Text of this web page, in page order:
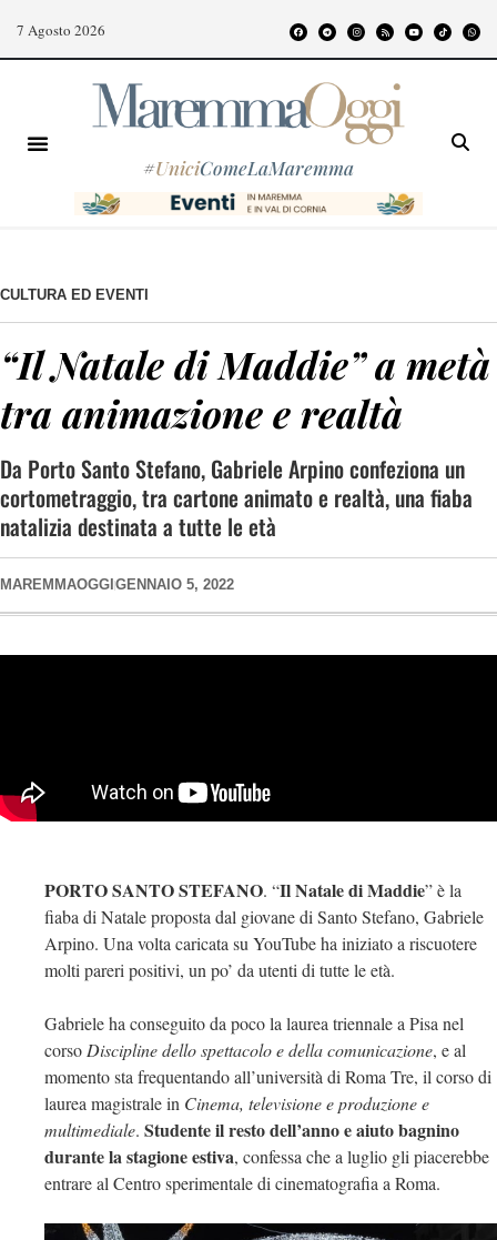
7 Agosto 2026
#UniciComeLaMaremma
CULTURA ED EVENTI
“Il Natale di Maddie” a metà
tra animazione e realtà
Da Porto Santo Stefano, Gabriele Arpino confeziona un
cortometraggio, tra cartone animato e realtà, una fiaba
natalizia destinata a tutte le età
MAREMMAOGGI GENNAIO 5, 2022
PORTO SANTO STEFANO. “Il Natale di Maddie” è la
fiaba di Natale proposta dal giovane di Santo Stefano, Gabriele
Arpino. Una volta caricata su YouTube ha iniziato a riscuotere
molti pareri positivi, un po’ da utenti di tutte le età.
Gabriele ha conseguito da poco la laurea triennale a Pisa nel
corsoDiscipline dello spettacolo e della comunicazione, e al
momento sta frequentando all’università di Roma Tre, il corso di
laurea magistrale in Cinema, televisione e produzione e
multimediale. Studente il resto dell’anno e aiuto bagnino
durante la stagione estiva, confessa che a luglio gli piacerebbe
entrare al Centro sperimentale di cinematografia a Roma.